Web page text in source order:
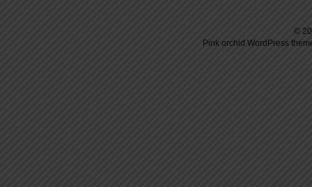
©
Pink orchid WordPress